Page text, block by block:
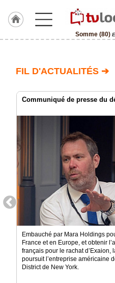
Somme (80)
Somme
Accueil
RUBRIQUES
Agenda
Vidéos
Médias
groupe
FIL D'ACTUALITÉS ➔
Communiqué de presse du
Embauché par Mara Holdings
France et en Europe, et obtenir
français pour le rachat d’Exaion,
poursuit l’entreprise américaine
District de New York.